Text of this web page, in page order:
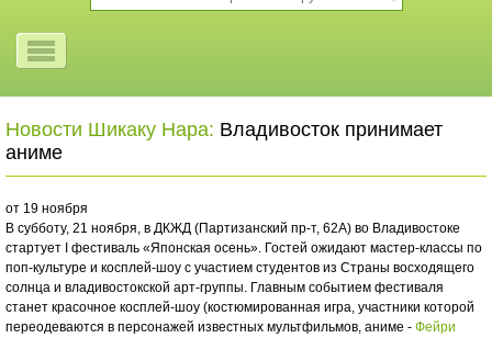
Новости Шикаку Нара: Владивосток принимает
аниме
от 19 ноября
В субботу, 21 ноября, в ДКЖД (Партизанский пр-т, 62А) во Владивостоке
стартует I фестиваль «Японская осень». Гостей ожидают мастер-классы по
поп-культуре и косплей-шоу с участием студентов из Страны восходящего
солнца и владивостокской арт-группы. Главным событием фестиваля
станет красочное косплей-шоу (костюмированная игра, участники которой
переодеваются в персонажей известных мультфильмов, аниме - Фейри